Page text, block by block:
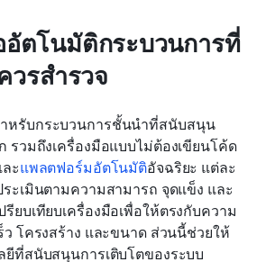
อัตโนมัติกระบวนการที่
รสำรวจ
หรับกระบวนการชั้นนำที่สนับสนุน
รวมถึงเครื่องมือแบบไม่ต้องเขียนโค้ด
ะแพลตฟอร์มอัตโนมัติอัจฉริยะ แต่ละ
ระเมินตามความสามารถ จุดแข็ง และ
ยบเทียบเครื่องมือเพื่อให้ตรงกับความ
ว โครงสร้าง และขนาด ส่วนนี้ช่วยให้
ยีที่สนับสนุนการเติบโตของระบบ